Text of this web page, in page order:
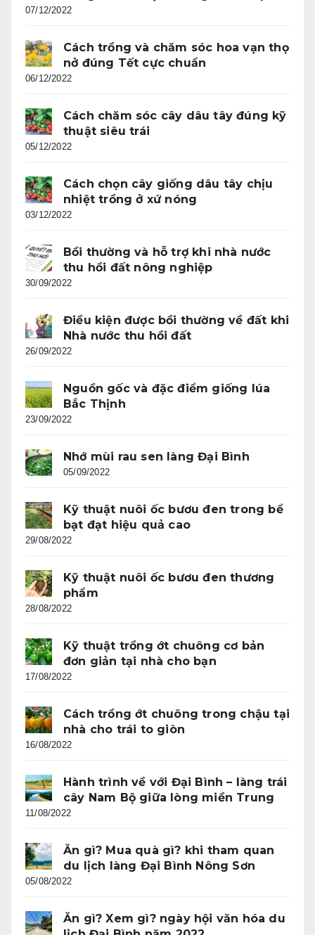
07/12/2022
Cách trồng và chăm sóc hoa vạn thọ
nở đúng Tết cực chuẩn
06/12/2022
Cách chăm sóc cây dâu tây đúng kỹ
thuật siêu trái
05/12/2022
Cách chọn cây giống dâu tây chịu
nhiệt trồng ở xứ nóng
03/12/2022
Bồi thường và hỗ trợ khi nhà nước
thu hồi đất nông nghiệp
30/09/2022
Điều kiện được bồi thường về đất khi
Nhà nước thu hồi đất
26/09/2022
Nguồn gốc và đặc điểm giống lúa
Bắc Thịnh
23/09/2022
Nhớ mùi rau sen làng Đại Bình
05/09/2022
Kỹ thuật nuôi ốc bươu đen trong bể
bạt đạt hiệu quả cao
29/08/2022
Kỹ thuật nuôi ốc bươu đen thương
phẩm
28/08/2022
Kỹ thuật trồng ớt chuông cơ bản
đơn giản tại nhà cho bạn
17/08/2022
Cách trồng ớt chuông trong chậu tại
nhà cho trái to giòn
16/08/2022
Hành trình về với Đại Bình – làng trái
cây Nam Bộ giữa lòng miền Trung
11/08/2022
Ăn gì? Mua quà gì? khi tham quan
du lịch làng Đại Bình Nông Sơn
05/08/2022
Ăn gì? Xem gì? ngày hội văn hóa du